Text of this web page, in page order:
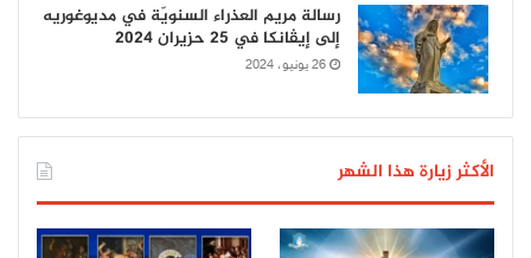
رسالة مريم العذراء السنويّة في مديوغوريه
إلى إيڤانكا في 25 حزيران 2024
26 يونيو، 2024
الأكثر زيارة هذا الشهر